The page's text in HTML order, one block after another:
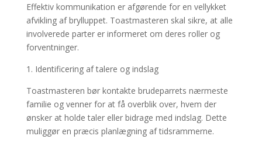
Effektiv kommunikation er afgørende for en vellykket
afvikling af brylluppet. Toastmasteren skal sikre, at alle
involverede parter er informeret om deres roller og
forventninger.
1. Identificering af talere og indslag
Toastmasteren bør kontakte brudeparrets nærmeste
familie og venner for at få overblik over, hvem der
ønsker at holde taler eller bidrage med indslag. Dette
muliggør en præcis planlægning af tidsrammerne.